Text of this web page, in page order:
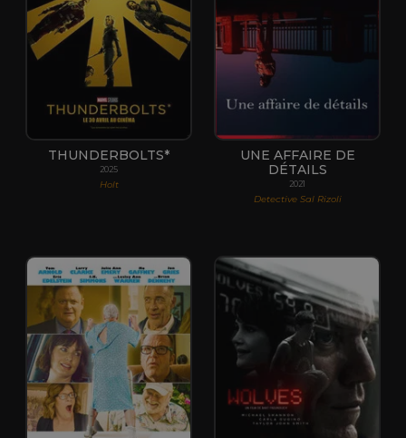
THUNDERBOLTS*
2025
Holt
UNE AFFAIRE DE
DÉTAILS
2021
Detective Sal Rizoli